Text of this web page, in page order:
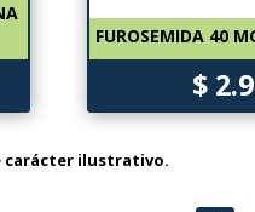
FUROSEMIDA 40
$
carácter ilustrativo.